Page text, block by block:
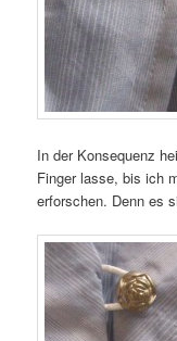
In der Konsequenz
Finger lasse, bis ich
erforschen. Denn es